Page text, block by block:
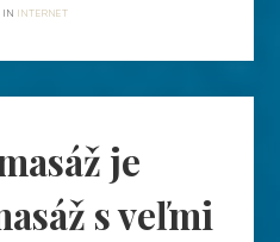
IN INTERNET
je
s veľmi